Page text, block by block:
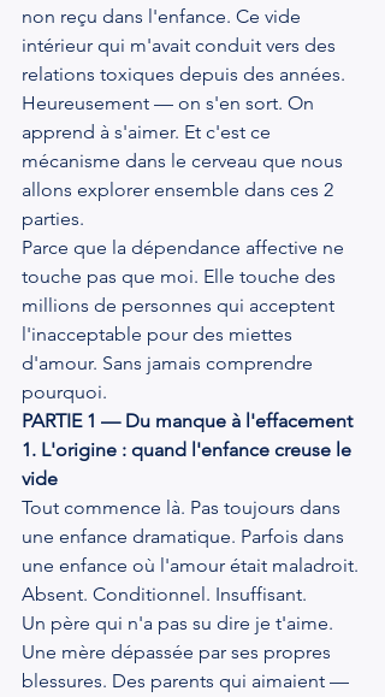
non reçu dans l'enfance. Ce vide
intérieur qui m'avait conduit vers des
relations toxiques depuis des années.
Heureusement — on s'en sort. On
apprend à s'aimer. Et c'est ce
mécanisme dans le cerveau que nous
allons explorer ensemble dans ces 2
parties.
Parce que la dépendance affective ne
touche pas que moi. Elle touche des
millions de personnes qui acceptent
l'inacceptable pour des miettes
d'amour. Sans jamais comprendre
pourquoi.
PARTIE 1 — Du manque à l'effacement
1. L'origine : quand l'enfance creuse le
vide
Tout commence là. Pas toujours dans
une enfance dramatique. Parfois dans
une enfance où l'amour était maladroit.
Absent. Conditionnel. Insuffisant.
Un père qui n'a pas su dire je t'aime.
Une mère dépassée par ses propres
blessures. Des parents qui aimaient —